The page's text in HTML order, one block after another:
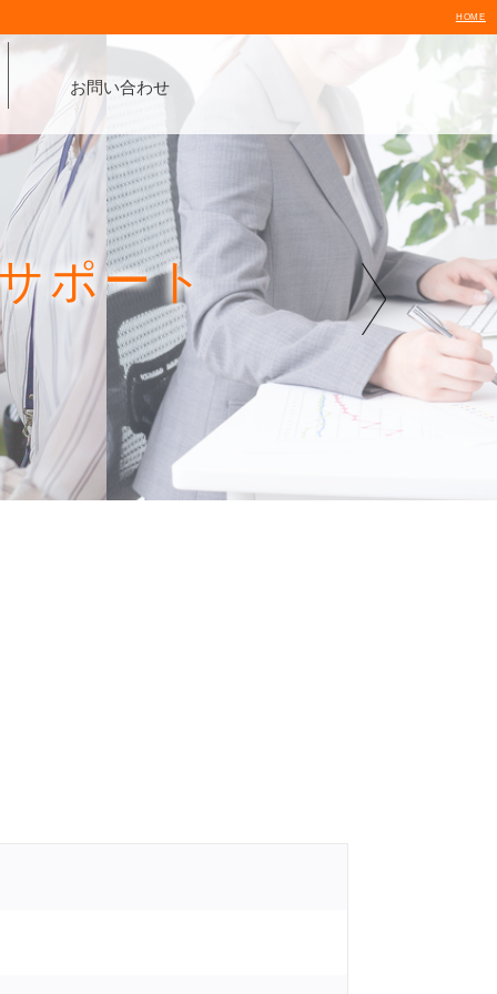
HOME
お問い合わせ
ポート